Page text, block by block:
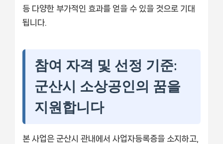
등 다양한 부가적인 효과를 얻을 수 있을 것으로 기대
됩니다.
참여 자격 및 선정 기준:
군산시 소상공인의 꿈을
지원합니다
본 사업은 군산시 관내에서 사업자등록증을 소지하고,